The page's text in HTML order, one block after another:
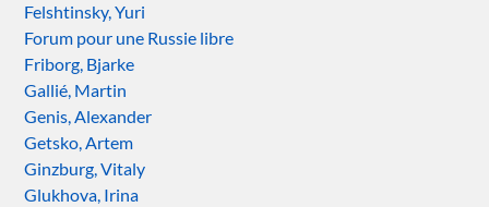
Felshtinsky, Yuri
Forum pour une Russie libre
Friborg, Bjarke
Gallié, Martin
Genis, Alexander
Getsko, Artem
Ginzburg, Vitaly
Glukhova, Irina